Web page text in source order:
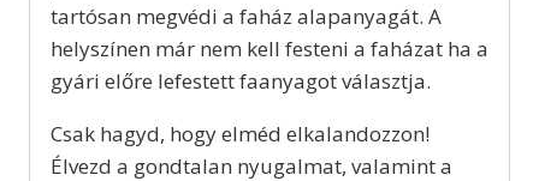
tartósan megvédi a faház alapanyagát. A
helyszínen már nem kell festeni a faházat ha a
gyári előre lefestett faanyagot választja.
Csak hagyd, hogy elméd elkalandozzon!
Élvezd a gondtalan nyugalmat, valamint a